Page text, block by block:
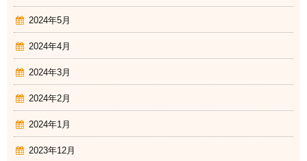
2024年5月
2024年4月
2024年3月
2024年2月
2024年1月
2023年12月